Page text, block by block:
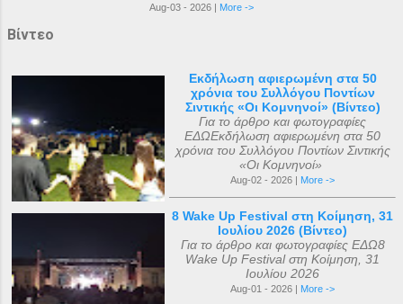
Aug-03 - 2026 | More ->
Βίντεο
Εκδήλωση αφιερωμένη στα 50
χρόνια του Συλλόγου Ποντίων
Σιντικής «Οι Κομνηνοί» (Βίντεο)
Για το άρθρο και φωτογραφίες
ΕΔΩΕκδήλωση αφιερωμένη στα 50
χρόνια του Συλλόγου Ποντίων Σιντικής
«Οι Κομνηνοί»
Aug-02 - 2026 | More ->
8 Wake Up Festival στη Κοίμηση, 31
Ιουλίου 2026 (Βίντεο)
Για το άρθρο και φωτογραφίες ΕΔΩ8
Wake Up Festival στη Κοίμηση, 31
Ιουλίου 2026
Aug-01 - 2026 | More ->